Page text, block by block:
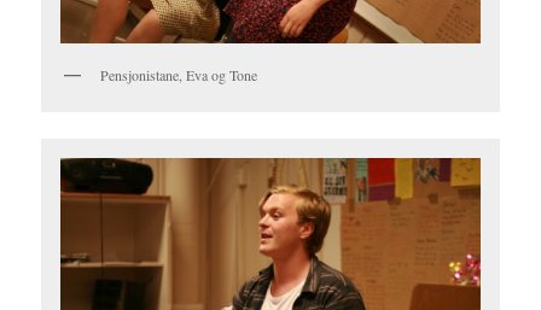
Pensjonistane, Eva og Tone